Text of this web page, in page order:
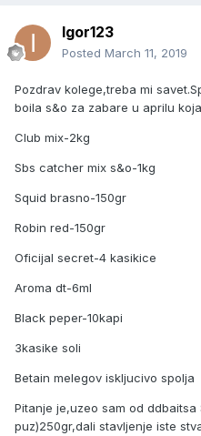
Igor123
Posted March 11, 2019
Pozdrav kolege,treba mi
boila s&o za zabare u aprilu
Club mix-2kg
Sbs catcher mix s&o-1kg
Squid brasno-150gr
Robin red-150gr
Oficijal secret-4 kasikice
Aroma dt-6ml
Black peper-10kapi
3kasike soli
Betain melegov iskljucivo spolja
Pitanje je,uzeo sam od
puz)250gr,dali stavljenje iste